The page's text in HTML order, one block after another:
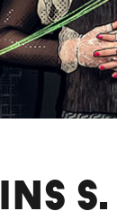
S.